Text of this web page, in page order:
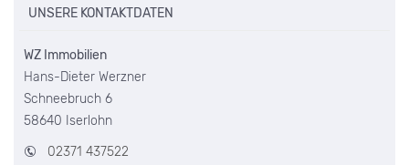
UNSERE KONTAKTDATEN
WZ Immobilien
Hans-Dieter Werzner
Schneebruch 6
58640 Iserlohn
02371 437522